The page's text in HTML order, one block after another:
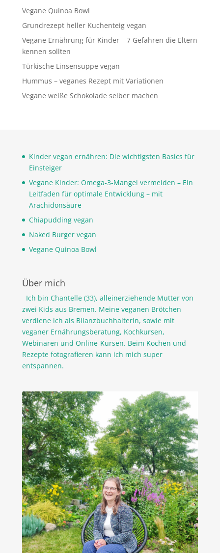
Vegane Quinoa Bowl
Grundrezept heller Kuchenteig vegan
Vegane Ernährung für Kinder – 7 Gefahren die Eltern
kennen sollten
Türkische Linsensuppe vegan
Hummus – veganes Rezept mit Variationen
Vegane weiße Schokolade selber machen
Kinder vegan ernähren: Die wichtigsten Basics für
Einsteiger
Vegane Kinder: Omega-3-Mangel vermeiden – Ein
Leitfaden für optimale Entwicklung – mit
Arachidonsäure
Chiapudding vegan
Naked Burger vegan
Vegane Quinoa Bowl
Über mich
Ich bin Chantelle (33), alleinerziehende Mutter von
zwei Kids aus Bremen. Meine veganen Brötchen
verdiene ich als Bilanzbuchhalterin, sowie mit
veganer Ernährungsberatung, Kochkursen,
Webinaren und Online-Kursen. Beim Kochen und
Rezepte fotografieren kann ich mich super
entspannen.